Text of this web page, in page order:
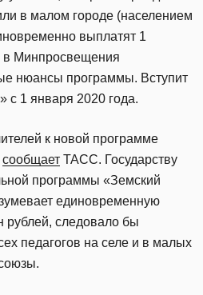
в малом городе (населением
выплатят 1
в Минпросвещения
нюансы программы. Вступит
с 1 января 2020 года.
к новой программе
сообщает ТАСС. Государству
программы «Земский
единовременную
рублей, следовало бы
педагогов на селе и в малых